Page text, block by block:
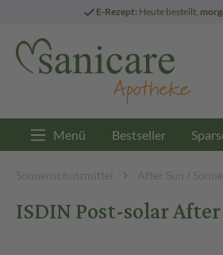
E-Rezept: Heute bestellt,
Menü Bestseller
Sonnenschutzmittel After Sun /
ISDIN Post-solar